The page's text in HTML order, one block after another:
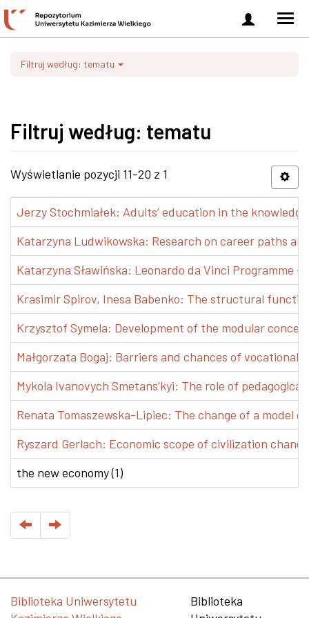
Zaloguj
się
Filtruj według: tematu
Filtruj według: tematu
Wyświetlanie pozycji 11-20 z 1
Jerzy Stochmiałek: Adults’ education in the
Katarzyna Ludwikowska: Research on career paths
Katarzyna Sławińska: Leonardo da Vinci Programme
Krasimir Spirov, Inesa Babenko: The structural
Krzysztof Symela: Development of the modular
Małgorzata Bogaj: Barriers and chances of vocational
Mykola Ivanovych Smetans’kyi: The role of
Renata Tomaszewska-Lipiec: The change of a model
Ryszard Gerlach: Economic scope of civilization
the new economy (1)
Biblioteka Uniwersytetu
Biblioteka